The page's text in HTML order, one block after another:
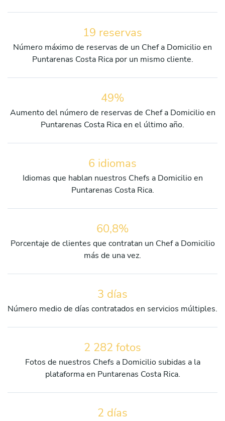
19 reservas
Número máximo de reservas de un Chef a Domicilio en
Puntarenas Costa Rica por un mismo cliente.
49%
Aumento del número de reservas de Chef a Domicilio en
Puntarenas Costa Rica en el último año.
6 idiomas
Idiomas que hablan nuestros Chefs a Domicilio en
Puntarenas Costa Rica.
60,8%
Porcentaje de clientes que contratan un Chef a Domicilio
más de una vez.
3 días
Número medio de días contratados en servicios múltiples.
2 282 fotos
Fotos de nuestros Chefs a Domicilio subidas a la
plataforma en Puntarenas Costa Rica.
2 días